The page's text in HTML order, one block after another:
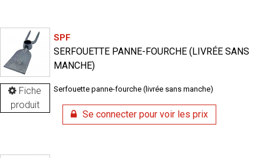
Fiche
produit
SPF
SERFOUETTE PANNE-FOURCHE (LIVRÉE SANS
MANCHE)
Serfouette panne-fourche (livrée sans manche)
Se connecter pour voir les prix